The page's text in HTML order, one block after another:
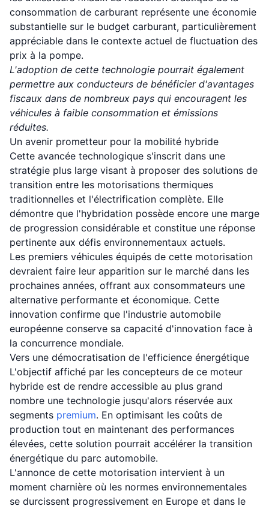
consommation de carburant représente une économie
substantielle sur le budget carburant, particulièrement
appréciable dans le contexte actuel de fluctuation des
prix à la pompe.
L'adoption de cette technologie pourrait également
permettre aux conducteurs de bénéficier d'avantages
fiscaux dans de nombreux pays qui encouragent les
véhicules à faible consommation et émissions
réduites.
Un avenir prometteur pour la mobilité hybride
Cette avancée technologique s'inscrit dans une
stratégie plus large visant à proposer des solutions de
transition entre les motorisations thermiques
traditionnelles et l'électrification complète. Elle
démontre que l'hybridation possède encore une marge
de progression considérable et constitue une réponse
pertinente aux défis environnementaux actuels.
Les premiers véhicules équipés de cette motorisation
devraient faire leur apparition sur le marché dans les
prochaines années, offrant aux consommateurs une
alternative performante et économique. Cette
innovation confirme que l'industrie automobile
européenne conserve sa capacité d'innovation face à
la concurrence mondiale.
Vers une démocratisation de l'efficience énergétique
L'objectif affiché par les concepteurs de ce moteur
hybride est de rendre accessible au plus grand
nombre une technologie jusqu'alors réservée aux
segments premium. En optimisant les coûts de
production tout en maintenant des performances
élevées, cette solution pourrait accélérer la transition
énergétique du parc automobile.
L'annonce de cette motorisation intervient à un
moment charnière où les normes environnementales
se durcissent progressivement en Europe et dans le